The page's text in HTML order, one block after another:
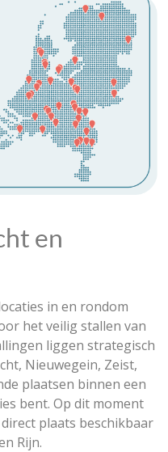
en
in en rondom
het veilig stallen van
liggen strategisch
Nieuwegein, Zeist,
plaatsen binnen een
bent. Op dit moment
plaats beschikbaar
Rijn.